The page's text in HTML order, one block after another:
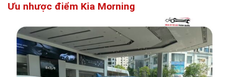
Ưu nhược điểm Kia Morning